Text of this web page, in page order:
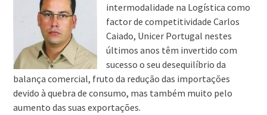
intermodalidade na Logística como
factor de competitividade Carlos
Caiado, Unicer Portugal nestes
últimos anos têm invertido com
sucesso o seu desequilíbrio da
balança comercial, fruto da redução das importações
devido à quebra de consumo, mas também muito pelo
aumento das suas exportações.